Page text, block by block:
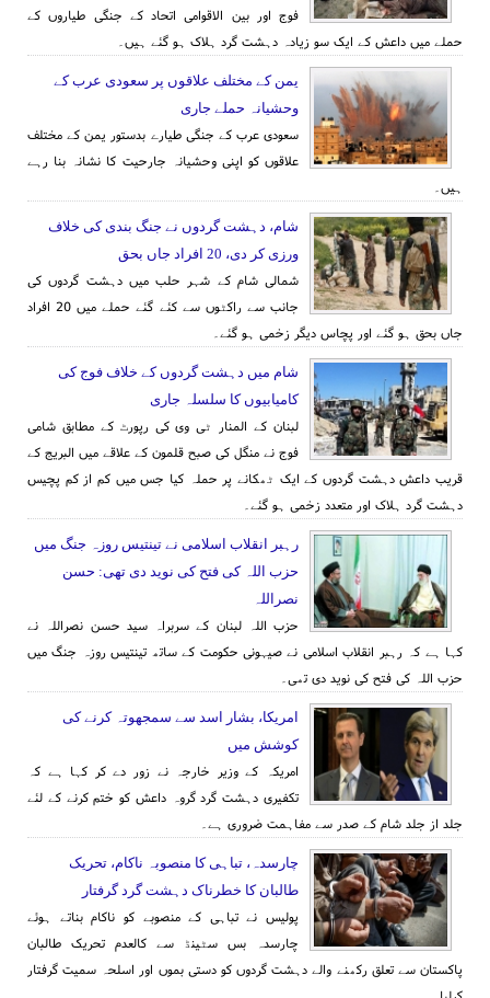
فوج اور بین الاقوامی اتحاد کے جنگی طیاروں کے
حملے میں داعش کے ایک سو زیادہ دہشت گرد ہلاک ہو گئے ہیں۔
یمن کے مختلف علاقوں پر سعودی عرب کے
وحشیانہ حملے جاری
سعودی عرب کے جنگی طیارے بدستور یمن کے مختلف
علاقوں کو اپنی وحشیانہ جارحیت کا نشانہ بنا رہے
ہیں۔
شام، دہشت گردوں نے جنگ بندی کی خلاف
ورزی کر دی، 20 افراد جاں بحق
شمالی شام کے شہر حلب میں دہشت گردوں کی
جانب سے راکٹوں سے کئے گئے حملے میں 20 افراد
جاں بحق ہو گئے اور پچاس دیگر زخمی ہو گئے۔
شام میں دہشت گردوں کے خلاف فوج کی
کامیابیوں کا سلسلہ جاری
لبنان کے المنار ٹی وی کی رپورٹ کے مطابق شامی
فوج نے منگل کی صبح قلمون کے علاقے میں البریج کے
قریب داعش دہشت گردوں کے ایک ٹھکانے پر حملہ کیا جس میں کم از کم پچیس
دہشت گرد ہلاک اور متعدد زخمی ہو گئے۔
رہبر انقلاب اسلامی نے تینتیس روزہ جنگ میں
حزب اللہ کی فتح کی نوید دی تھی: حسن
نصراللہ
حزب اللہ لبنان کے سربراہ سید حسن نصراللہ نے
کہا ہے کہ رہبر انقلاب اسلامی نے صیہونی حکومت کے ساتھ تینتیس روزہ جنگ میں
حزب اللہ کی فتح کی نوید دی تھی۔
امریکا، بشار اسد سے سمجھوتہ کرنے کی
کوشش میں
امریکہ کے وزیر خارجہ نے زور دے کر کہا ہے کہ
تکفیری دہشت گرد گروہ داعش کو ختم کرنے کے لئے
جلد از جلد شام کے صدر سے مفاہمت ضروری ہے۔
چارسدہ، تباہی کا منصوبہ ناکام، تحریک
طالبان کا خطرناک دہشت گرد گرفتار
پولیس نے تباہی کے منصوبے کو ناکام بناتے ہوئے
چارسدہ بس سٹینڈ سے کالعدم تحریک طالبان
پاکستان سے تعلق رکھنے والے دہشت گردوں کو دستی بموں اور اسلحہ سمیت گرفتار